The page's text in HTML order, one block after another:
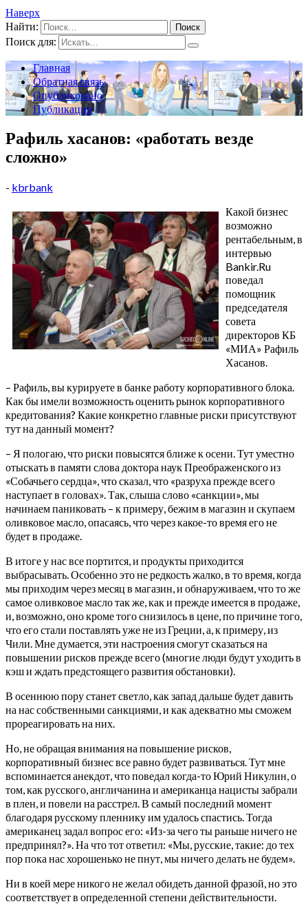
Наверх
Найти:
Поиск для:
Главная
Обратная связь
Опубликовано
Публикации
Рафиль хасанов: «работать везде
сложно»
- kbrbank
Какой бизнес
возможно
рентабельным, в
интервью
Bankir.Ru
поведал
помощник
председателя
совета
директоров КБ
«МИА» Рафиль
Хасанов.
– Рафиль, вы курируете в банке работу корпоративного блока.
Как бы имели возможность оценить рынок корпоративного
кредитования? Какие конкретно главные риски присутствуют
тут на данный момент?
– Я пологаю, что риски повысятся ближе к осени. Тут уместно
отыскать в памяти слова доктора наук Преображенского из
«Собачьего сердца», что сказал, что «разруха прежде всего
наступает в головах». Так, слыша слово «санкции», мы
начинаем паниковать – к примеру, бежим в магазин и скупаем
оливковое масло, опасаясь, что через какое-то время его не
будет в продаже.
В итоге у нас все портится, и продукты приходится
выбрасывать. Особенно это не редкость жалко, в то время, когда
мы приходим через месяц в магазин, и обнаруживаем, что то же
самое оливковое масло так же, как и прежде имеется в продаже,
и, возможно, оно кроме того снизилось в цене, по причине того,
что его стали поставлять уже не из Греции, а, к примеру, из
Чили. Мне думается, эти настроения смогут сказаться на
повышении рисков прежде всего (многие люди будут уходить в
кэш и ждать предстоящего развития обстановки).
В осеннюю пору станет светло, как запад дальше будет давить
на нас собственными санкциями, и как адекватно мы сможем
прореагировать на них.
Но, не обращая внимания на повышение рисков,
корпоративный бизнес все равно будет развиваться. Тут мне
вспоминается анекдот, что поведал когда-то Юрий Никулин, о
том, как русского, англичанина и американца нацисты забрали
в плен, и повели на расстрел. В самый последний момент
благодаря русскому пленнику им удалось спастись. Тогда
американец задал вопрос его: «Из-за чего ты раньше ничего не
предпринял?». На что тот ответил: «Мы, русские, такие: до тех
пор пока нас хорошенько не пнут, мы ничего делать не будем».
Ни в коей мере никого не желал обидеть данной фразой, но это
соответствует в определенной степени действительности.